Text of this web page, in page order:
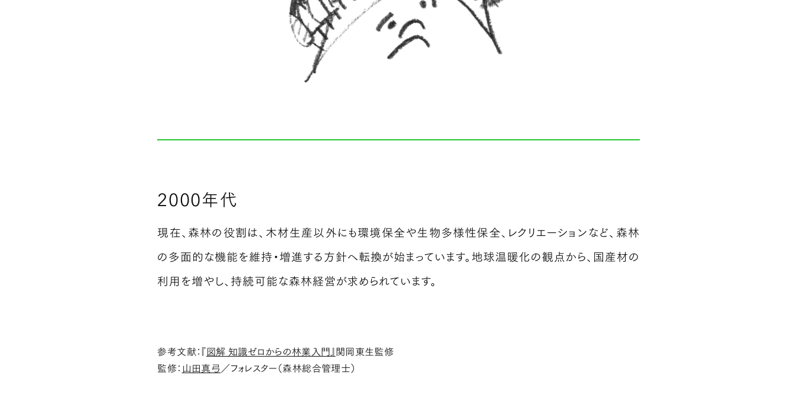
2000年代
現在、森林の役割は、木材生産以外にも環境保全や生物多様性保全、レクリエーションなど、森林
の多面的な機能を維持・増進する方針へ転換が始まっています。地球温暖化の観点から、国産材の
利用を増やし、持続可能な森林経営が求められています。
参考文献：『図解 知識ゼロからの林業入門』関岡東生監修
監修： 山田真弓／フォレスター（森林総合管理士）